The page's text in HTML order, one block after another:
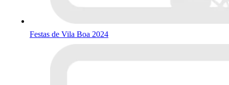
Festas de Vila Boa 2024